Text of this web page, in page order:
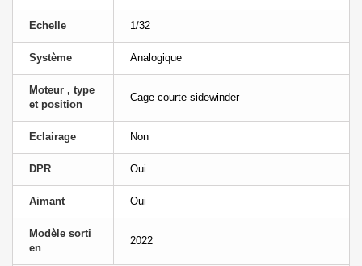
Echelle 1/32
Système Analogique
Moteur , type
et position
Cage courte sidewinder
Eclairage Non
DPR Oui
Aimant Oui
Modèle sorti
en
2022